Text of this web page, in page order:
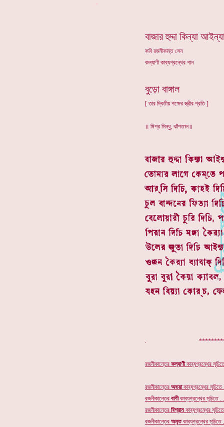
বাজার হুদ্দা কিন্যা
কবি রজনীকান্ত সেন
কল্যাণী কাব্যগ্রন্থের গান
বুড়ো বাঙ্গাল
[ তার দ্বিতীয় পক্ষের স্ত্রীর প্রতি ]
॥ মিশ্র সিন্ধু, ঝাঁপতাল॥
.
রজনীকান্তের কল্যাণীকাব্যগ্রন্থের
রজনীকান্তের অভয়াকাব্যগ্রন্থের
রজনীকান্তের বাণীকাব্যগ্রন্থের সূচিতে .
রজনীকান্তের বিশ্রাম কাব্যগ্রন্থের
রজনীকান্তের অমৃতকাব্যগ্রন্থের সূচিতে